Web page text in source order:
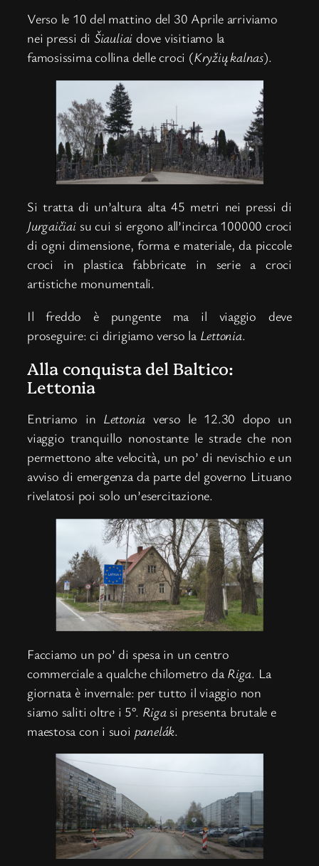
Verso le 10 del mattino del 30 Aprile arriviamo
nei pressi di Šiauliai dove visitiamo la
famosissima collina delle croci (Kryžių kalnas).
Si tratta di un’altura alta 45 metri nei pressi di
Jurgaičiaisu cui si ergono all’incirca 100000 croci
di ogni dimensione, forma e materiale, da piccole
croci in plastica fabbricate in serie a croci
artistiche monumentali.
Il freddo è pungente ma il viaggio deve
proseguire: ci dirigiamo verso la Lettonia.
Alla conquista del Baltico:
Lettonia
Entriamo in Lettonia verso le 12.30 dopo un
viaggio tranquillo nonostante le strade che non
permettono alte velocità, un po’ di nevischio e un
avviso di emergenza da parte del governo Lituano
rivelatosi poi solo un’esercitazione.
Facciamo un po’ di spesa in un centro
commerciale a qualche chilometro da Riga. La
giornata è invernale: per tutto il viaggio non
siamo saliti oltre i 5°. Rigasi presenta brutale e
maestosa con i suoi panelák.